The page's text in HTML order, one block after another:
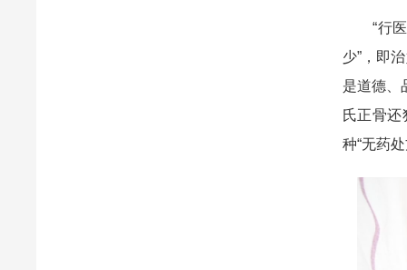
“行医
少”，即
是道德、
氏正骨
种“无药